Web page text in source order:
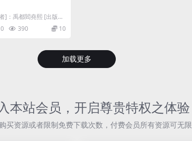
]：禹都閻堯熙 [出版
[...
0 390 10
加载更多
本站会员，开启尊贵特权之体验
资源或者限制免费下载次数，付费会员所有资源可无